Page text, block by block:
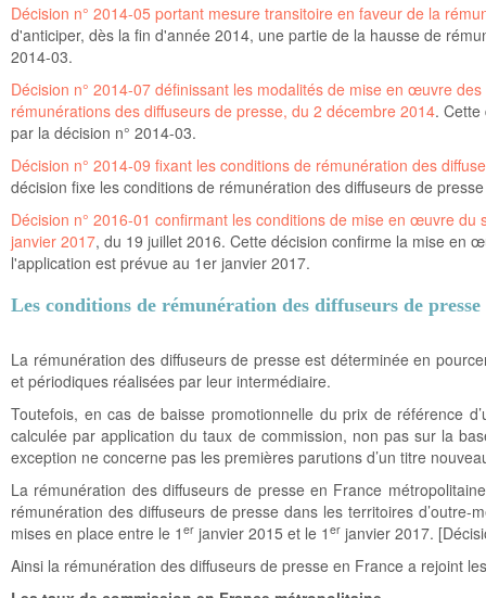
Décision n° 2014-05 portant mesure transitoire en faveur de la
d'anticiper, dès la fin d'année 2014, une partie de la hausse de
2014-03.
Décision n° 2014-07 définissant les modalités de mise en œuvre
rémunérations des diffuseurs de presse, du 2 décembre 2014.
par la décision n° 2014-03.
Décision n° 2014-09 fixant les conditions de rémunération des
décision fixe les conditions de rémunération des diffuseurs de
Décision n° 2016-01 confirmant les conditions de mise en œuvre
janvier 2017, du 19 juillet 2016. Cette décision confirme la mise en
l'application est prévue au 1er janvier 2017.
Les conditions de rémunération des diffuseurs de
La rémunération des diffuseurs de presse est déterminée en
et périodiques réalisées par leur intermédiaire.
Toutefois, en cas de baisse promotionnelle du prix de référence
calculée par application du taux de commission, non pas sur la
exception ne concerne pas les premières parutions d’un titre
La rémunération des diffuseurs de presse en France
rémunération des diffuseurs de presse dans les territoires
mises en place entre le 1 er janvier 2015 et le 1 er janvier 2017.
Ainsi la rémunération des diffuseurs de presse en France a rejoint